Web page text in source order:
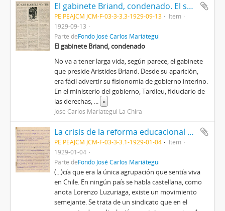
El gabinete Briand, condenado. El segundo Congreso Mundial de la Liga contra el Imperialismo. La amenaza guerrera en la Manchuria [Recorte de Prensa]
PE PEAJCM JCM-F-03-3-3.3-1929-09-13
Item
1929-09-13
Parte deFondo José Carlos Mariátegui
El gabinete Briand, condenado
No va a tener larga vida, según parece, el gabinete
que preside Aristides Briand. Desde su aparición,
era fácil advertir su fisionomía de gobierno interino.
En el ministerio del gobierno, Tardieu, fiduciario de
las derechas, ... »
José Carlos Mariátegui La Chira
La crisis de la reforma educacional en Chile I [Manuscrito]
PE PEAJCM JCM-F-03-3-3.1-1929-01-04
Item
1929-01-04
Parte deFondo José Carlos Mariátegui
(...)cía que era la única agrupación que sentía viva
en Chile. En ningún país se habla castellana, como
anota Lorenzo Luzuriaga, existe un movimiento
semejante. Se trata de un sindicato que en el